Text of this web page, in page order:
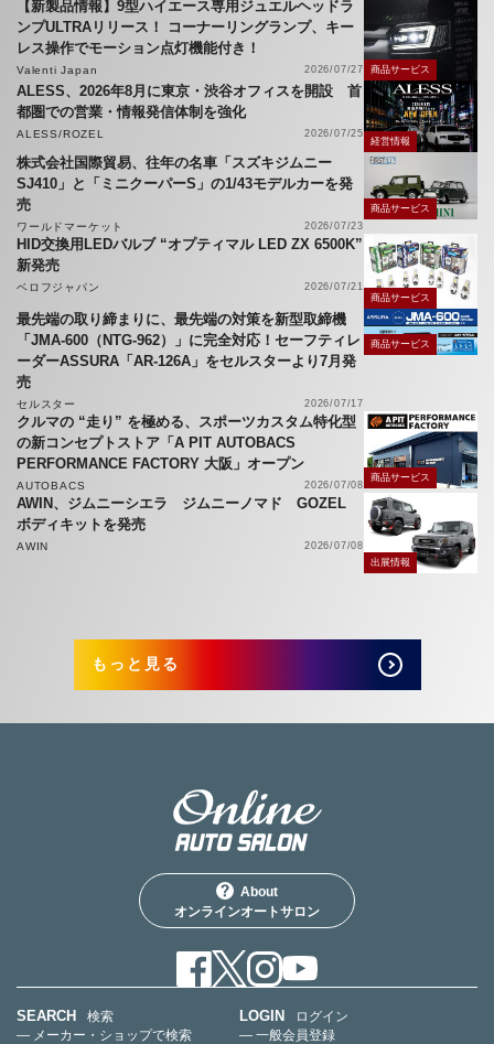
【新製品情報】9型ハイエース専用ジュエルヘッドラ
ンプULTRAリリース！ コーナーリングランプ、キー
レス操作でモーション点灯機能付き！
Valenti Japan 2026/07/27 商品サービス
ALESS、2026年8月に東京・渋谷オフィスを開設 首
都圏での営業・情報発信体制を強化
ALESS/ROZEL 2026/07/25
経営情報
株式会社国際貿易、往年の名車「スズキジムニー
SJ410」と「ミニクーパーS」の1/43モデルカーを発
売
ワールドマーケット 2026/07/23
商品サービス
HID交換用LEDバルブ “オプティマル LED ZX 6500K”
新発売
ベロフジャパン
2026/07/21
商品サービス
最先端の取り締まりに、最先端の対策を新型取締機
「JMA-600（NTG-962）」に完全対応！セーフティレ
ーダーASSURA「AR-126A」をセルスターより7月発
売
セルスター 2026/07/17
商品サービス
クルマの “走り” を極める、スポーツカスタム特化型
の新コンセプトストア「A PIT AUTOBACS
PERFORMANCE FACTORY 大阪」オープン
AUTOBACS 2026/07/08
商品サービス
AWIN、ジムニーシエラ ジムニーノマド GOZEL
ボディキットを発売
AWIN
2026/07/08
出展情報
もっと見る
About
オンラインオートサロン
SEARCH
検索
— メーカー・ショップで検索
LOGIN
ログイン
— 一般会員登録